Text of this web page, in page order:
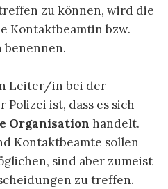
zu können, wird die
Kontaktbeamtin bzw.
benennen.
Leiter/in bei der
ist, dass es sich
Organisation handelt.
Kontaktbeamte sollen
sind aber zumeist
zu treffen.